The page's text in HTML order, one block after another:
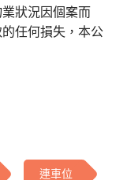
狀況因個案而
任何損失，本公
連車位